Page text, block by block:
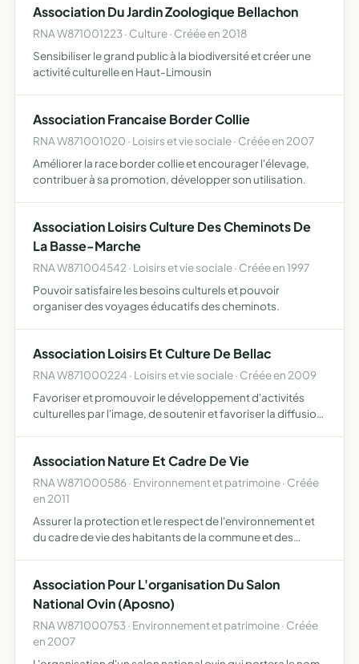
Association Du Jardin Zoologique Bellachon
RNA W871001223 · Culture · Créée en 2018
Sensibiliser le grand public à la biodiversité et créer une
activité culturelle en Haut-Limousin
Association Francaise Border Collie
RNA W871001020 · Loisirs et vie sociale · Créée en 2007
Améliorer la race border collie et encourager l'élevage,
contribuer à sa promotion, développer son utilisation.
Association Loisirs Culture Des Cheminots De
La Basse-Marche
RNA W871004542 · Loisirs et vie sociale · Créée en 1997
Pouvoir satisfaire les besoins culturels et pouvoir
organiser des voyages éducatifs des cheminots.
Association Loisirs Et Culture De Bellac
RNA W871000224 · Loisirs et vie sociale · Créée en 2009
Favoriser et promouvoir le développement d'activités
culturelles par l'image, de soutenir et favoriser la diffusion
Association Nature Et Cadre De Vie
RNA W871000586 · Environnement et patrimoine · Créée
en 2011
Assurer la protection et le respect de l'environnement et
du cadre de vie des habitants de la commune et des
Association Pour L'organisation Du Salon
National Ovin (Aposno)
RNA W871000753 · Environnement et patrimoine · Créée
en 2007